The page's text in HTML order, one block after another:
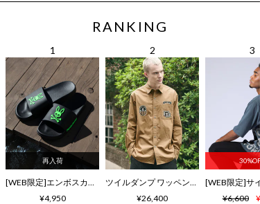
RANKING
再入荷
[WEB限定]エンボスカラーロゴ シャワーサンダル
¥4,950
ツイルダンプ ワッペン刺繍ワッシャーシャツ
¥26,400
¥6,600